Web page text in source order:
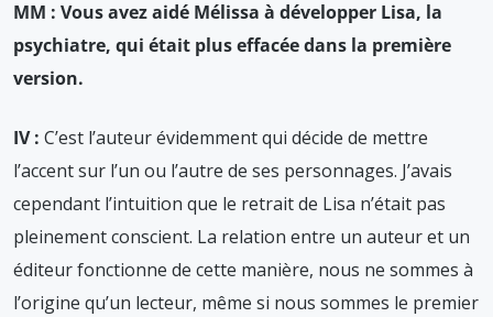
MM : Vous avez aidé Mélissa à développer Lisa, la
psychiatre, qui était plus effacée dans la première
version.
IV : C’est l’auteur évidemment qui décide de mettre
l’accent sur l’un ou l’autre de ses personnages. J’avais
cependant l’intuition que le retrait de Lisa n’était pas
pleinement conscient. La relation entre un auteur et un
éditeur fonctionne de cette manière, nous ne sommes à
l’origine qu’un lecteur, même si nous sommes le premier